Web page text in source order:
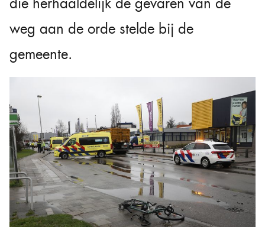
weg aan de orde stelde bij de
gemeente.